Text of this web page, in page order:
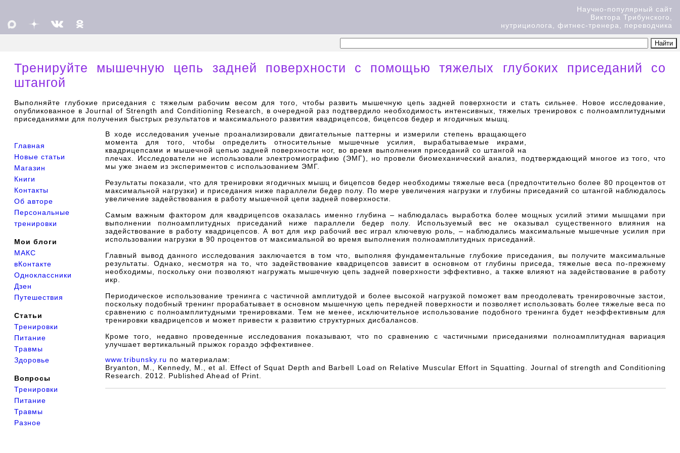
Научно-популярный сайт
Виктора Трибунского,
нутрициолога, фитнес-тренера, переводчика
Тренируйте мышечную цепь задней поверхности с помощью тяжелых глубоких приседаний со
штангой
Выполняйте глубокие приседания с тяжелым рабочим весом для того, чтобы развить мышечную цепь задней поверхности и стать сильнее. Новое исследование,
опубликованное в Journal of Strength and Conditioning Research, в очередной раз подтвердило необходимость интенсивных, тяжелых тренировок с полноамплитудными
приседаниями для получения быстрых результатов и максимального развития квадрицепсов, бицепсов бедер и ягодичных мышц.
Главная
Новые статьи
Магазин
Книги
Контакты
Об авторе
Персональные
тренировки
Мои блоги
МАКС
вКонтакте
Одноклассники
Дзен
Путешествия
Статьи
Тренировки
Питание
Травмы
Здоровье
Вопросы
Тренировки
Питание
Травмы
Разное
В ходе исследования ученые проанализировали двигательные паттерны и измерили степень вращающего
момента для того, чтобы определить относительные мышечные усилия, вырабатываемые икрами,
квадрицепсами и мышечной цепью задней поверхности ног, во время выполнения приседаний со штангой на
плечах. Исследователи не использовали электромиографию (ЭМГ), но провели биомеханический анализ, подтверждающий многое из того, что
мы уже знаем из экспериментов с использованием ЭМГ.
Результаты показали, что для тренировки ягодичных мышц и бицепсов бедер необходимы тяжелые веса (предпочтительно более 80 процентов от
максимальной нагрузки) и приседания ниже параллели бедер полу. По мере увеличения нагрузки и глубины приседаний со штангой наблюдалось
увеличение задействования в работу мышечной цепи задней поверхности.
Самым важным фактором для квадрицепсов оказалась именно глубина – наблюдалась выработка более мощных усилий этими мышцами при
выполнении полноамплитудных приседаний ниже параллели бедер полу. Используемый вес не оказывал существенного влияния на
задействование в работу квадрицепсов. А вот для икр рабочий вес играл ключевую роль, – наблюдались максимальные мышечные усилия при
использовании нагрузки в 90 процентов от максимальной во время выполнения полноамплитудных приседаний.
Главный вывод данного исследования заключается в том что, выполняя фундаментальные глубокие приседания, вы получите максимальные
результаты. Однако, несмотря на то, что задействование квадрицепсов зависит в основном от глубины приседа, тяжелые веса по-прежнему
необходимы, поскольку они позволяют нагружать мышечную цепь задней поверхности эффективно, а также влияют на задействование в работу
икр.
Периодическое использование тренинга с частичной амплитудой и более высокой нагрузкой поможет вам преодолевать тренировочные застои,
поскольку подобный тренинг прорабатывает в основном мышечную цепь передней поверхности и позволяет использовать более тяжелые веса по
сравнению с полноамплитудными тренировками. Тем не менее, исключительное использование подобного тренинга будет неэффективным для
тренировки квадрицепсов и может привести к развитию структурных дисбалансов.
Кроме того, недавно проведенные исследования показывают, что по сравнению с частичными приседаниями полноамплитудная вариация
улучшает вертикальный прыжок гораздо эффективнее.
www.tribunsky.ru по материалам:
Bryanton, M., Kennedy, M., et al. Effect of Squat Depth and Barbell Load on Relative Muscular Effort in Squatting. Journal of strength and Conditioning
Research. 2012. Published Ahead of Print.